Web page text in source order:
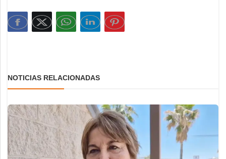
NOTICIAS RELACIONADAS